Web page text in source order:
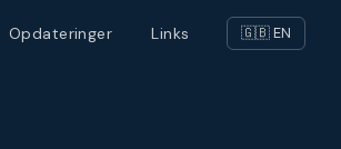
Opdateringer Links 🇬🇧 EN